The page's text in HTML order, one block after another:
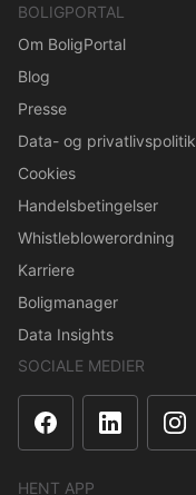
BOLIGPORTAL
Om BoligPortal
Blog
Presse
Data- og privatlivspolitik
Cookies
Handelsbetingelser
Whistleblowerordning
Karriere
Boligmanager
Data Insights
SOCIALE MEDIER
HENT APP